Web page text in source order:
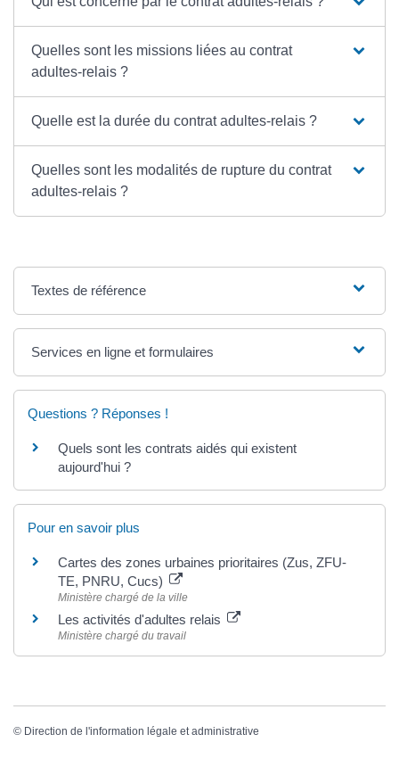
Quelles sont les missions liées au contrat
adultes-relais ?
Quelle est la durée du contrat adultes-relais ?
Quelles sont les modalités de rupture du contrat
adultes-relais ?
Textes de référence
Services en ligne et formulaires
Questions ? Réponses !
Quels sont les contrats aidés qui existent
aujourd'hui ?
Pour en savoir plus
Cartes des zones urbaines prioritaires (Zus, ZFU-
TE, PNRU, Cucs)
Ministère chargé de la ville
Les activités d'adultes relais
Ministère chargé du travail
© Direction de l'information légale et administrative